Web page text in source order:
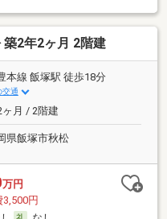
2年2ヶ月 2階建
本線 飯塚駅 徒歩18分
交通
月 / 2階建
県飯塚市秋松
万円
円